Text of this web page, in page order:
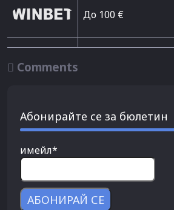
До 100 €
 Comments
Абонирайте се за бюлетин
имейл*